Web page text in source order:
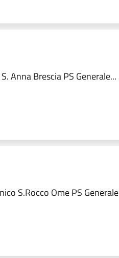
Anna Brescia PS Generale...
S.Rocco Ome PS